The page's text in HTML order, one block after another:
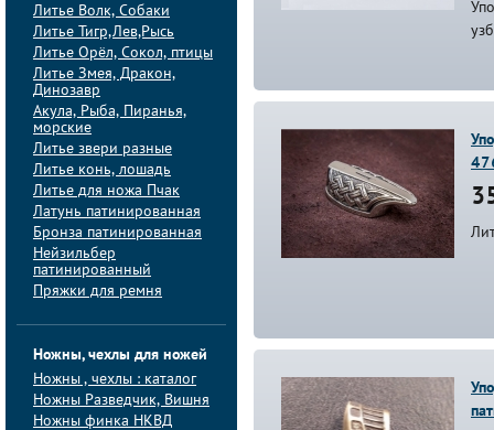
Литье Волк, Собаки
Литье Тигр,Лев,Рысь
Литье Орёл, Сокол, птицы
Литье Змея, Дракон,
Динозавр
Акула, Рыба, Пиранья,
морские
Литье звери разные
Литье конь, лошадь
Литье для ножа Пчак
Латунь патинированная
Бронза патинированная
Нейзильбер
патинированный
Пряжки для ремня
Ножны, чехлы для ножей
Ножны , чехлы : каталог
Ножны Разведчик, Вишня
Ножны финка НКВД